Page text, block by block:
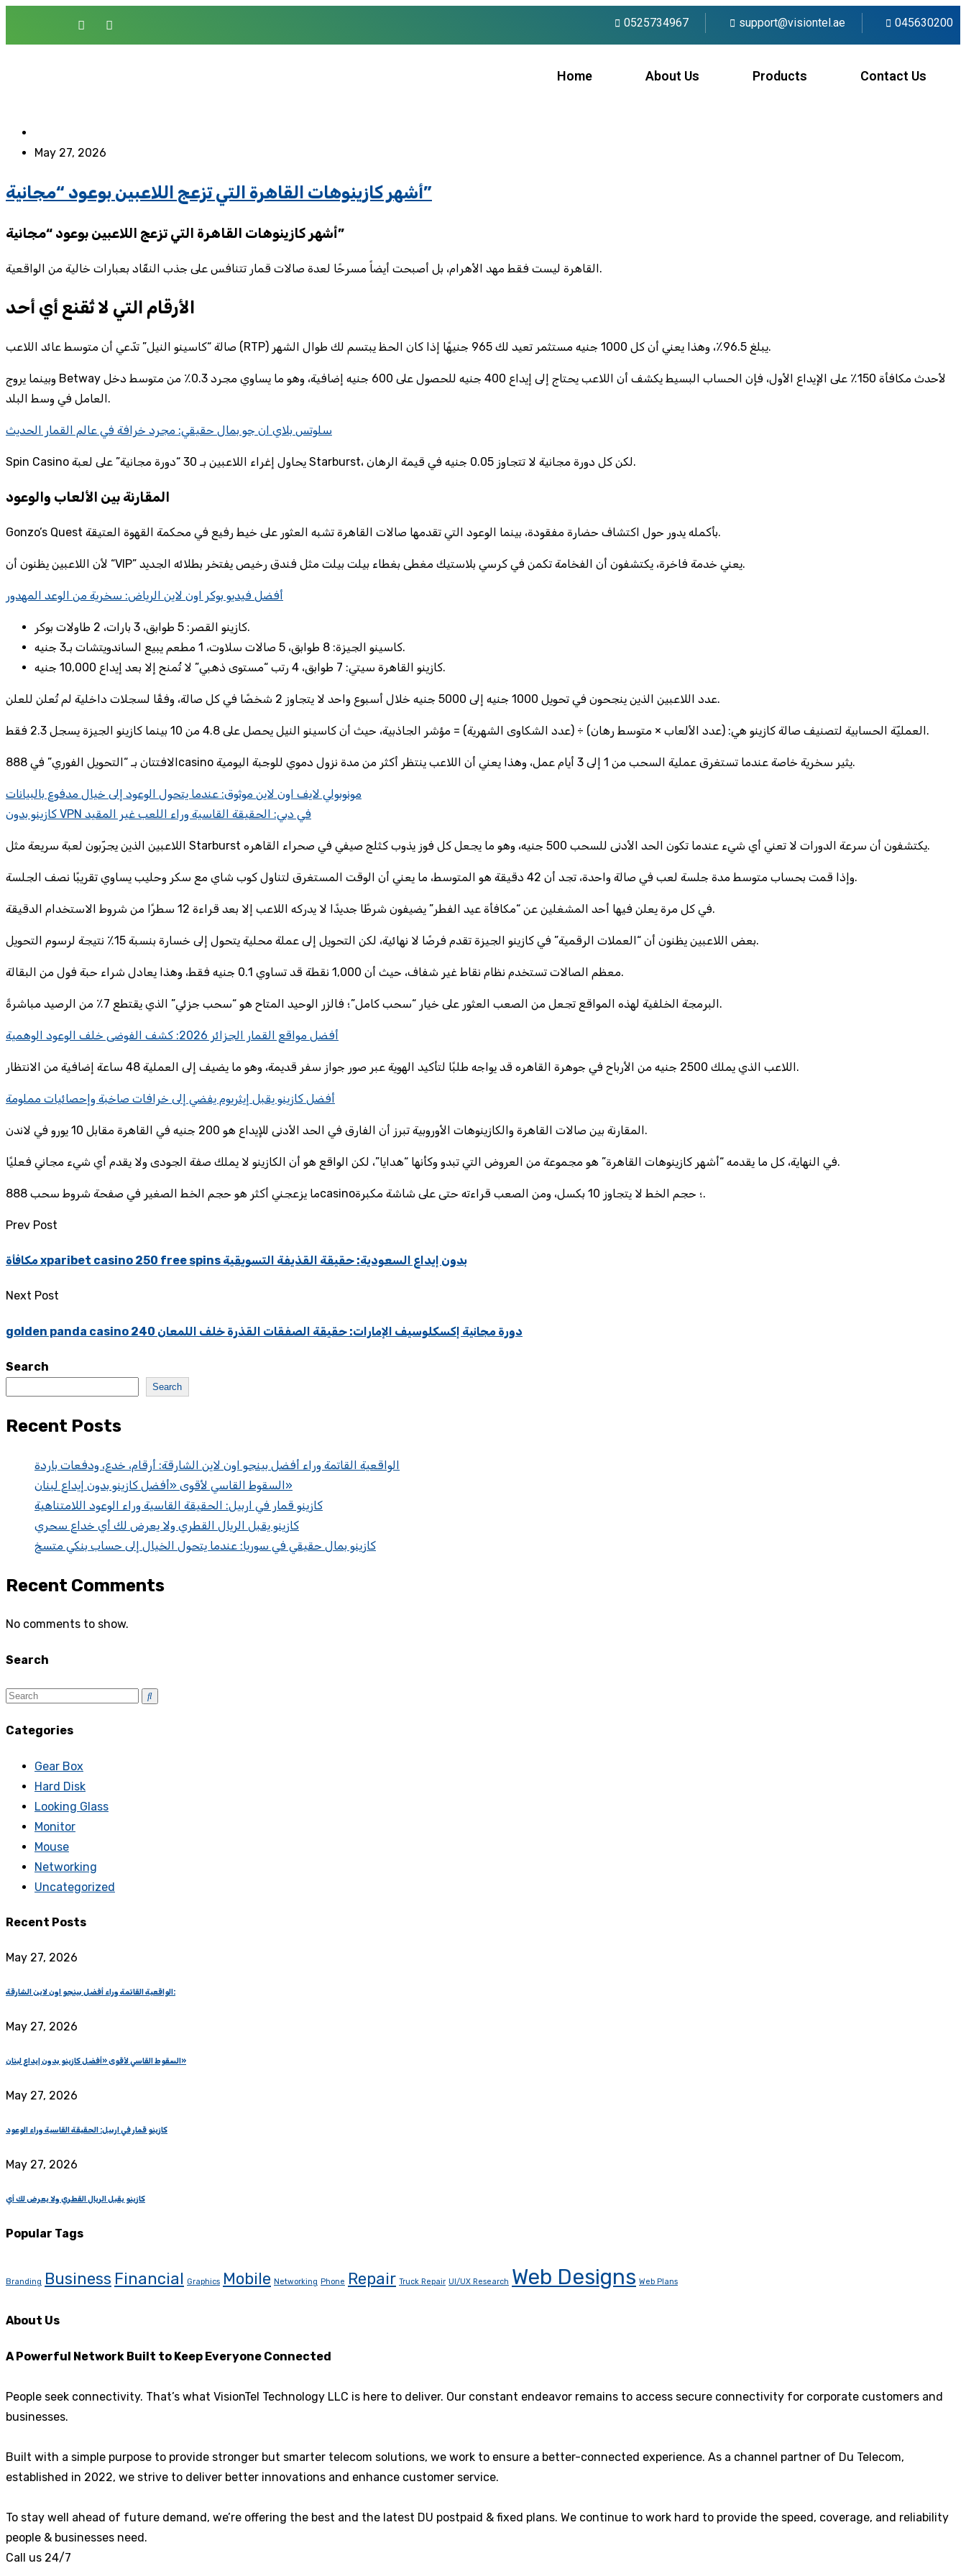
0525734967 support@visiontel.ae 045630200
Home About Us Products Contact Us
May 27, 2026
أشهر كازينوهات القاهرة التي تزعج اللاعبين بوعود “مجانية”
أشهر كازينوهات القاهرة التي تزعج اللاعبين بوعود “مجانية”
القاهرة ليست فقط مهد الأهرام، بل أصبحت أيضاً مسرحًا لعدة صالات قمار تتنافس على جذب النقّاد بعبارات خالية من الواقعية.
الأرقام التي لا تُقنع أي أحد
صالة “كاسينو النيل” تدّعي أن متوسط عائد اللاعب (RTP) يبلغ 96.5٪، وهذا يعني أن كل 1000 جنيه مستثمر تعيد لك 965 جنيهًا إذا كان الحظ يبتسم لك طوال الشهر.
وبينما يروج Betway لأحدث مكافأة 150٪ على الإيداع الأول، فإن الحساب البسيط يكشف أن اللاعب يحتاج إلى إيداع 400 جنيه للحصول على 600 جنيه إضافية، وهو ما يساوي مجرد 0.3٪ من متوسط دخل
العامل في وسط البلد.
سلوتس بلاي ان جو بمال حقيقي: مجرد خرافة في عالم القمار الحديث
Spin Casino يحاول إغراء اللاعبين بـ 30 “دورة مجانية” على لعبة Starburst، لكن كل دورة مجانية لا تتجاوز 0.05 جنيه في قيمة الرهان.
المقارنة بين الألعاب والوعود
Gonzo’s Quest بأكمله يدور حول اكتشاف حضارة مفقودة، بينما الوعود التي تقدمها صالات القاهرة تشبه العثور على خيط رفيع في محكمة القهوة العتيقة.
لأن اللاعبين يظنون أن “VIP” يعني خدمة فاخرة، يكتشفون أن الفخامة تكمن في كرسي بلاستيك مغطى بغطاء بيلت بيلت مثل فندق رخيص يفتخر بطلائه الجديد.
أفضل فيديو بوكر اون لاين الرياض: سخرية من الوعد المهدور
كازينو القصر: 5 طوابق، 3 بارات، 2 طاولات بوكر.
كاسينو الجيزة: 8 طوابق، 5 صالات سلاوت، 1 مطعم يبيع الساندويتشات بـ3 جنيه.
كازينو القاهرة سيتي: 7 طوابق، 4 رتب “مستوى ذهبي” لا تُمنح إلا بعد إيداع 10,000 جنيه.
عدد اللاعبين الذين ينجحون في تحويل 1000 جنيه إلى 5000 جنيه خلال أسبوع واحد لا يتجاوز 2 شخصًا في كل صالة، وفقًا لسجلات داخلية لم تُعلن للعلن.
العمليّة الحسابية لتصنيف صالة كازينو هي: (عدد الألعاب × متوسط رهان) ÷ (عدد الشكاوى الشهرية) = مؤشر الجاذبية، حيث أن كاسينو النيل يحصل على 4.8 من 10 بينما كازينو الجيزة يسجل 2.3 فقط.
الافتتان بـ “التحويل الفوري” في 888casino يثير سخرية خاصة عندما تستغرق عملية السحب من 1 إلى 3 أيام عمل، وهذا يعني أن اللاعب ينتظر أكثر من مدة نزول دموي للوجبة اليومية.
مونوبولي لايف اون لاين موثوق: عندما يتحول الوعود إلى خيال مدفوع بالبيانات
كازينو بدون VPN في دبي: الحقيقة القاسية وراء اللعب غير المقيد
اللاعبين الذين يجرّبون لعبة سريعة مثل Starburst يكتشفون أن سرعة الدورات لا تعني أي شيء عندما تكون الحد الأدنى للسحب 500 جنيه، وهو ما يجعل كل فوز يذوب كثلج صيفي في صحراء القاهره.
وإذا قمت بحساب متوسط مدة جلسة لعب في صالة واحدة، تجد أن 42 دقيقة هو المتوسط، ما يعني أن الوقت المستغرق لتناول كوب شاي مع سكر وحليب يساوي تقريبًا نصف الجلسة.
في كل مرة يعلن فيها أحد المشغلين عن “مكافأة عيد الفطر” يضيفون شرطًا جديدًا لا يدركه اللاعب إلا بعد قراءة 12 سطرًا من شروط الاستخدام الدقيقة.
بعض اللاعبين يظنون أن “العملات الرقمية” في كازينو الجيزة تقدم فرصًا لا نهائية، لكن التحويل إلى عملة محلية يتحول إلى خسارة بنسبة 15٪ نتيجة لرسوم التحويل.
معظم الصالات تستخدم نظام نقاط غير شفاف، حيث أن 1,000 نقطة قد تساوي 0.1 جنيه فقط، وهذا يعادل شراء حبة فول من البقالة.
البرمجة الخلفية لهذه المواقع تجعل من الصعب العثور على خيار “سحب كامل”؛ فالزر الوحيد المتاح هو “سحب جزئي” الذي يقتطع 7٪ من الرصيد مباشرةً.
أفضل مواقع القمار الجزائر 2026: كشف الفوضى خلف الوعود الوهمية
اللاعب الذي يملك 2500 جنيه من الأرباح في جوهرة القاهره قد يواجه طلبًا لتأكيد الهوية عبر صور جواز سفر قديمة، وهو ما يضيف إلى العملية 48 ساعة إضافية من الانتظار.
أفضل كازينو يقبل إيثريوم يفضي إلى خرافات صاخبة وإحصائيات مملومة
المقارنة بين صالات القاهرة والكازينوهات الأوروبية تبرز أن الفارق في الحد الأدنى للإيداع هو 200 جنيه في القاهرة مقابل 10 يورو في لاندن.
في النهاية، كل ما يقدمه “أشهر كازينوهات القاهرة” هو مجموعة من العروض التي تبدو وكأنها “هدايا”، لكن الواقع هو أن الكازينو لا يملك صفة الجودى ولا يقدم أي شيء مجاني فعليًا.
ما يزعجني أكثر هو حجم الخط الصغير في صفحة شروط سحب 888casino؛ حجم الخط لا يتجاوز 10 بكسل، ومن الصعب قراءته حتى على شاشة مكبرة.
Prev Post
مكافأة xparibet casino 250 free spins بدون إيداع السعودية: حقيقة القذيفة التسويقية
Next Post
golden panda casino 240 دورة مجانية إكسكلوسيف الإمارات: حقيقة الصفقات القذرة خلف اللمعان
Search
Search
Recent Posts
الواقعية القاتمة وراء أفضل بينجو اون لاين الشارقة: أرقام، خدع، ودفعات باردة
السقوط القاسي لأقوى «أفضل كازينو بدون إيداع لبنان»
كازينو قمار في اربيل: الحقيقة القاسية وراء الوعود اللامتناهية
كازينو يقبل الريال القطري ولا يعرض لك أي خداع سحري
كازينو بمال حقيقي في سوريا: عندما يتحول الخيال إلى حساب بنكي متسخ
Recent Comments
No comments to show.
Search
Categories
Gear Box
Hard Disk
Looking Glass
Monitor
Mouse
Networking
Uncategorized
Recent Posts
May 27, 2026
الواقعية القاتمة وراء أفضل بينجو اون لاين الشارقة:
May 27, 2026
السقوط القاسي لأقوى «أفضل كازينو بدون إيداع لبنان»
May 27, 2026
كازينو قمار في اربيل: الحقيقة القاسية وراء الوعود
May 27, 2026
كازينو يقبل الريال القطري ولا يعرض لك أي
Popular Tags
Branding Business Financial Graphics Mobile Networking Phone Repair Truck Repair UI/UX Research Web Designs Web Plans
About Us
A Powerful Network Built to Keep Everyone Connected
People seek connectivity. That’s what VisionTel Technology LLC is here to deliver. Our constant endeavor remains to access secure connectivity for corporate customers and
businesses.
Built with a simple purpose to provide stronger but smarter telecom solutions, we work to ensure a better-connected experience. As a channel partner of Du Telecom,
established in 2022, we strive to deliver better innovations and enhance customer service.
To stay well ahead of future demand, we’re offering the best and the latest DU postpaid & fixed plans. We continue to work hard to provide the speed, coverage, and reliability
people & businesses need.
Call us 24/7